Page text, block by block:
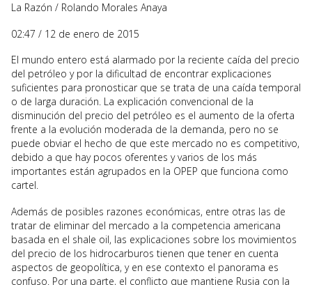
La Razón / Rolando Morales Anaya
02:47 / 12 de enero de 2015
El mundo entero está alarmado por la reciente caída del precio
del petróleo y por la dificultad de encontrar explicaciones
suficientes para pronosticar que se trata de una caída temporal
o de larga duración. La explicación convencional de la
disminución del precio del petróleo es el aumento de la oferta
frente a la evolución moderada de la demanda, pero no se
puede obviar el hecho de que este mercado no es competitivo,
debido a que hay pocos oferentes y varios de los más
importantes están agrupados en la OPEP que funciona como
cartel.
Además de posibles razones económicas, entre otras las de
tratar de eliminar del mercado a la competencia americana
basada en el shale oil, las explicaciones sobre los movimientos
del precio de los hidrocarburos tienen que tener en cuenta
aspectos de geopolítica, y en ese contexto el panorama es
confuso. Por una parte, el conflicto que mantiene Rusia con la